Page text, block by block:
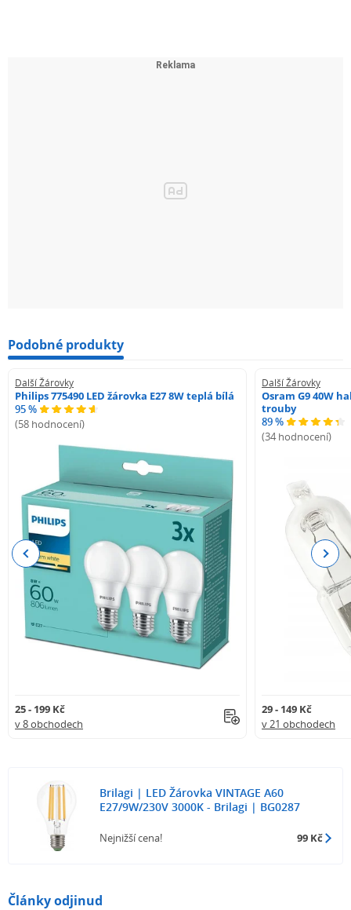
Podobné produkty
Další Žárovky
Philips 775490 LED žárovka E27 8W teplá bílá
95 %
(58 hodnocení)
25 - 199 Kč
v 8 obchodech
Další Žárovky
Osram G9 40W
trouby
89 %
(34 hodnocení)
29 - 149 Kč
v 21 obchodech
Previous Next
Brilagi | LED Žárovka VINTAGE A60
E27/9W/230V 3000K - Brilagi | BG0287
Nejnižší cena! 99 Kč
Články odjinud